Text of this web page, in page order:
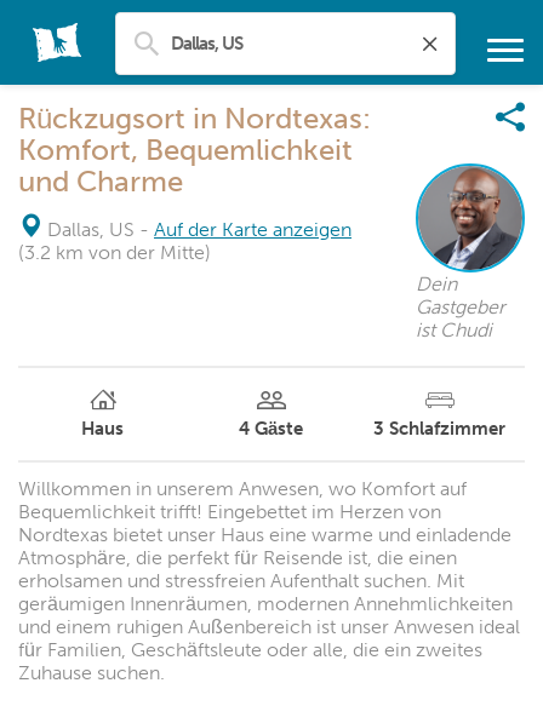
Rückzugsort in Nordtexas:
Komfort, Bequemlichkeit
und Charme
Dallas, US - Auf der Karte anzeigen
(3.2 km von der Mitte)
Dein
Gastgeber
ist Chudi
Haus 4 Gäste 3 Schlafzimmer
Willkommen in unserem Anwesen, wo Komfort auf
Bequemlichkeit trifft! Eingebettet im Herzen von
Nordtexas bietet unser Haus eine warme und einladende
Atmosphäre, die perfekt für Reisende ist, die einen
erholsamen und stressfreien Aufenthalt suchen. Mit
geräumigen Innenräumen, modernen Annehmlichkeiten
und einem ruhigen Außenbereich ist unser Anwesen ideal
für Familien, Geschäftsleute oder alle, die ein zweites
Zuhause suchen.